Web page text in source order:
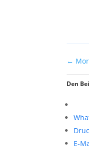
←
Den
E-